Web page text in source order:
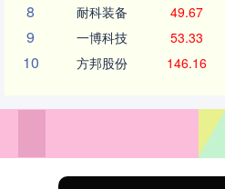
8 耐科装备 49.67
9 一博科技 53.33
10 方邦股份 146.16